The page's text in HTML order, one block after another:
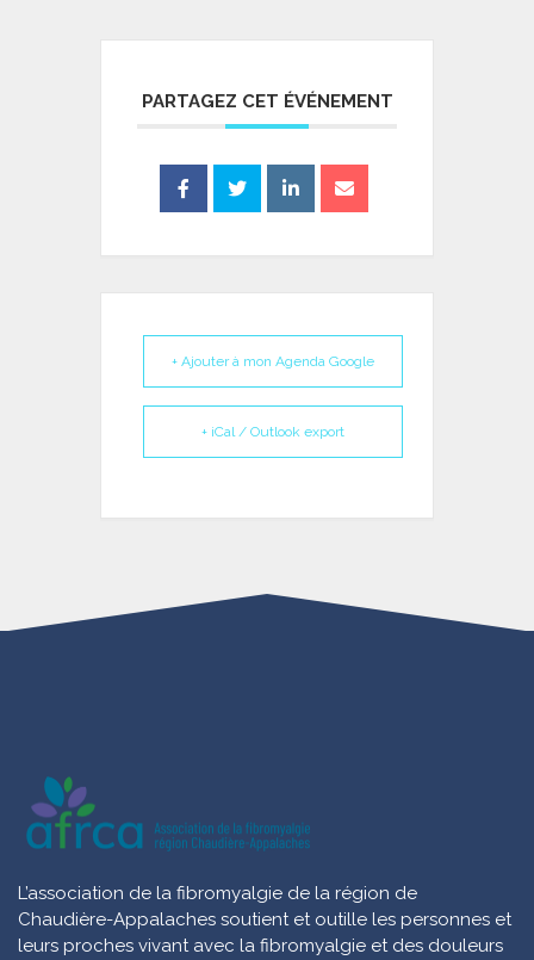
PARTAGEZ CET ÉVÉNEMENT
+ Ajouter à mon Agenda Google
+ iCal / Outlook export
L’association de la fibromyalgie de la région de
Chaudière-Appalaches soutient et outille les personnes et
leurs proches vivant avec la fibromyalgie et des douleurs